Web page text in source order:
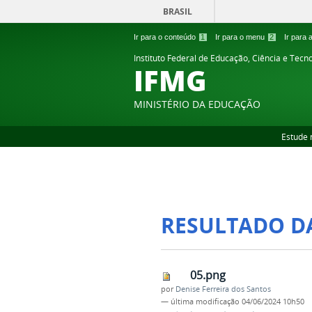
Ir para o conteúdo 1 Ir para o menu 2 Ir para
BRASIL
Instituto Federal de Educação, Ciência e
IFMG
MINISTÉRIO DA EDUCAÇÃO
Estude
RESULTADO
05.png
por Denise Ferreira dos Santos
— última modificação 04/06/2024 10h50